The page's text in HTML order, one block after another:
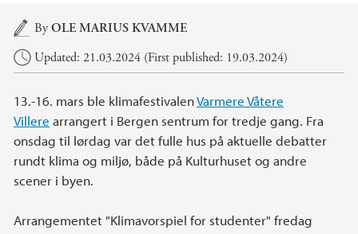
Main content
ByOLE MARIUS KVAMME
Updated: 21.03.2024 (First published: 19.03.2024)
13.-16. mars ble klimafestivalenVarmere Våtere
Villere arrangert i Bergen sentrum for tredje gang. Fra
onsdag til lørdag var det fulle hus på aktuelle debatter
rundt klima og miljø, både på Kulturhuset og andre
scener i byen.
Arrangementet "Klimavorspiel for studenter" fredag